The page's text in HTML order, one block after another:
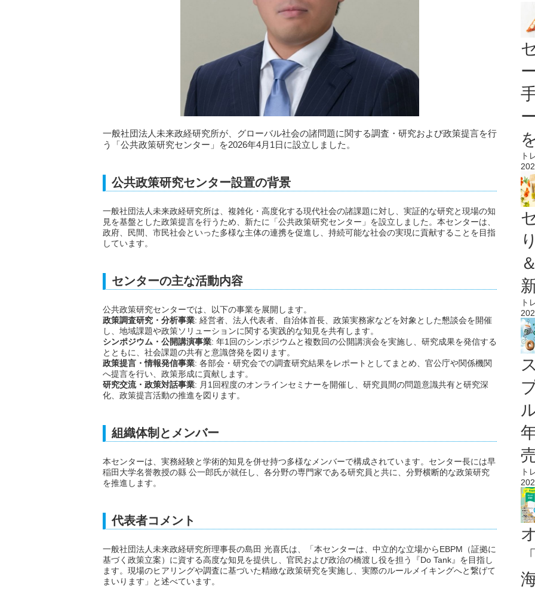
一般社団法人未来政経研究所が、グローバル社会の諸問題に関する調査・研究および政策提言を行
う「公共政策研究センター」を2026年4月1日に設立しました。
公共政策研究センター設置の背景
一般社団法人未来政経研究所は、複雑化・高度化する現代社会の諸課題に対し、実証的な研究と現場の知
見を基盤とした政策提言を行うため、新たに「公共政策研究センター」を設立しました。本センターは、
政府、民間、市民社会といった多様な主体の連携を促進し、持続可能な社会の実現に貢献することを目指
しています。
センターの主な活動内容
公共政策研究センターでは、以下の事業を展開します。
政策調査研究・分析事業: 経営者、法人代表者、自治体首長、政策実務家などを対象とした懇談会を開催
し、地域課題や政策ソリューションに関する実践的な知見を共有します。
シンポジウム・公開講演事業: 年1回のシンポジウムと複数回の公開講演会を実施し、研究成果を発信する
とともに、社会課題の共有と意識啓発を図ります。
政策提言・情報発信事業: 各部会・研究会での調査研究結果をレポートとしてまとめ、官公庁や関係機関
へ提言を行い、政策形成に貢献します。
研究交流・政策対話事業: 月1回程度のオンラインセミナーを開催し、研究員間の問題意識共有と研究深
化、政策提言活動の推進を図ります。
組織体制とメンバー
本センターは、実務経験と学術的知見を併せ持つ多様なメンバーで構成されています。センター長には早
稲田大学名誉教授の縣 公一郎氏が就任し、各分野の専門家である研究員と共に、分野横断的な政策研究
を推進します。
代表者コメント
一般社団法人未来政経研究所理事長の島田 光喜氏は、「本センターは、中立的な立場からEBPM（証拠に
基づく政策立案）に資する高度な知見を提供し、官民および政治の橋渡し役を担う『Do Tank』を目指し
ます。現場のヒアリングや調査に基づいた精緻な政策研究を実施し、実際のルールメイキングへと繋げて
まいります」と述べています。
ト
ト
ト